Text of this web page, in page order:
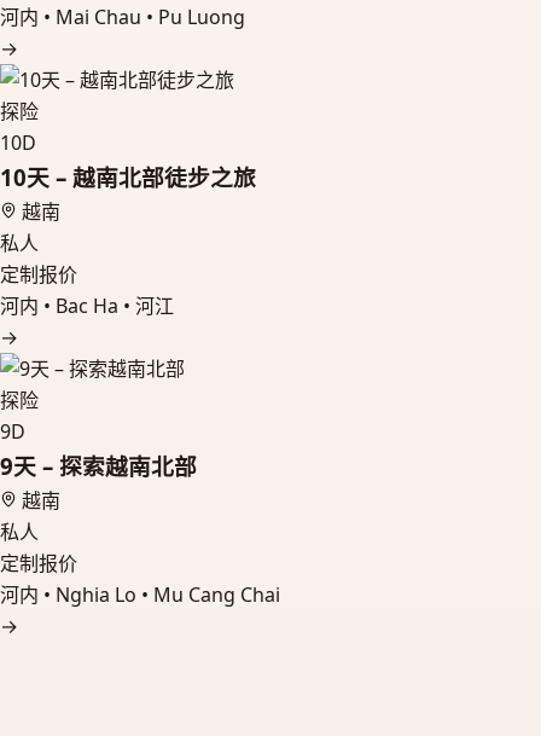
河内 • Mai Chau • Pu Luong
→
探险
10D
10天 – 越南北部徒步之旅
越南
私人
定制报价
河内 • Bac Ha • 河江
→
探险
9D
9天 – 探索越南北部
越南
私人
定制报价
河内 • Nghia Lo • Mu Cang Chai
→